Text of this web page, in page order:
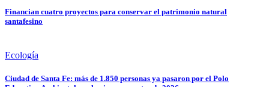
Financian cuatro proyectos para conservar el patrimonio natural
santafesino
Ecología
Ciudad de Santa Fe: más de 1.850 personas ya pasaron por el Polo